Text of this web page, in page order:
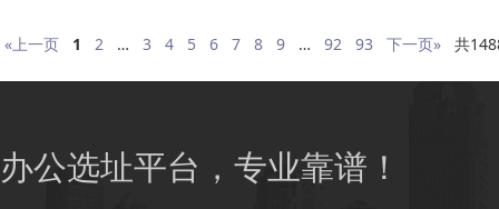
«上一页 1 2 … 3 4 5 6 7 8 9 … 92 93 下一页» 共
办公选址平台，专业靠谱！